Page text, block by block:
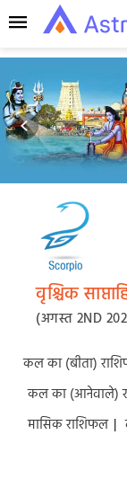
वृश्चिक
(अगस्त 2ND
कल का (बीता)
कल का (आनेवाले)
मासिक राशिफल |